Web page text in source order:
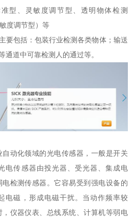
型、灵敏度调节型、透明物体检测
度调节型）等
要包括：包装行业检测各类物体；输送
通道中可靠检测人的通过等。
动化领域的光电传感器，一般是开关
电传感器由投光器、受光器、集成电
检测传感器。它容易受到强电设备的
电磁，形成电磁干扰。当动作频率较
仪器仪表、总线系统、计算机等弱电